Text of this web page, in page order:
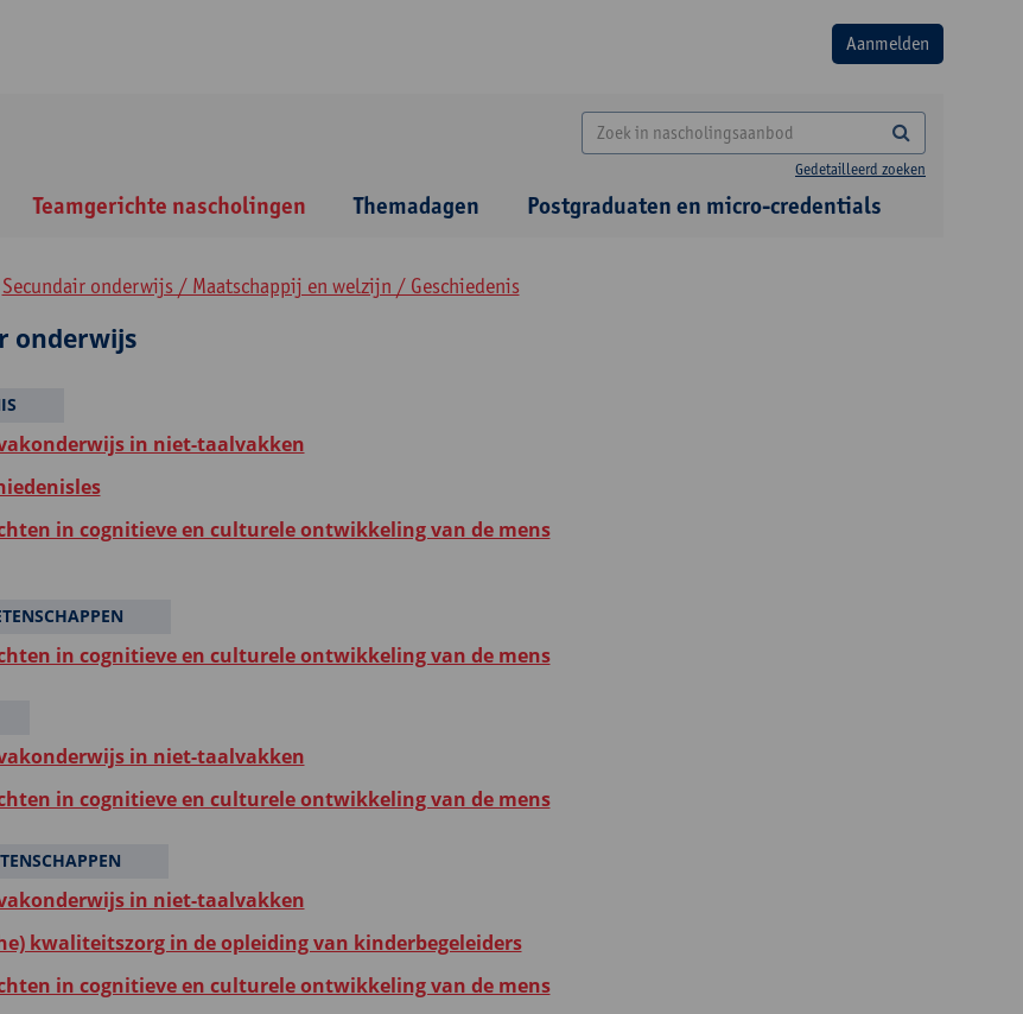
Gedetailleerd zoeken
Teamgerichte nascholingen Themadagen Postgraduaten en micro-credentials
Secundair onderwijs / Maatschappij en welzijn / Geschiedenis
onderwijs
in niet-taalvakken
in cognitieve en culturele ontwikkeling van de mens
in cognitieve en culturele ontwikkeling van de mens
in niet-taalvakken
in cognitieve en culturele ontwikkeling van de mens
in niet-taalvakken
kwaliteitszorg in de opleiding van kinderbegeleiders
in cognitieve en culturele ontwikkeling van de mens